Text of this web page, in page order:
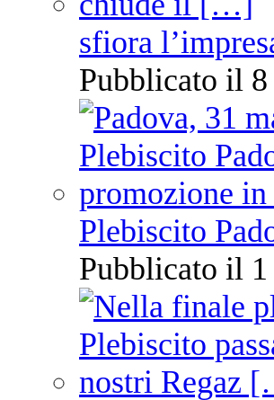
sfiora
Pubblicato il
Plebiscito
Pubblicato il